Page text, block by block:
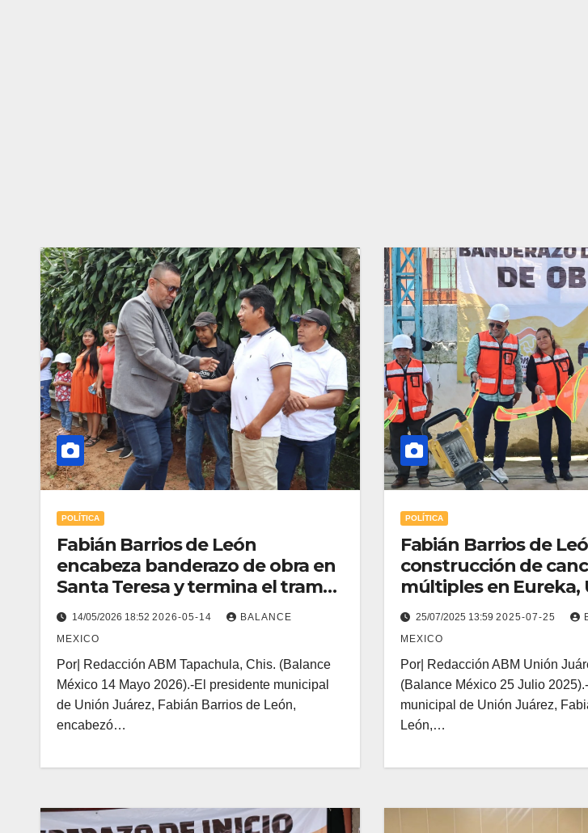
POLÍTICA
Fabián Barrios de León
encabeza banderazo de obra en
Santa Teresa y termina el tramo
carretero a la escuela primaria.
14/05/2026 18:52 2026-05-14
BALANCE
MEXICO
Por| Redacción ABM Tapachula, Chis. (Balance
México 14 Mayo 2026).-El presidente municipal
de Unión Juárez, Fabián Barrios de León,
encabezó…
POLÍTICA
Fabián Barrios de
construcción de
múltiples en Eureka,
Juárez
25/07/2025 13:59 2025-07-25
MEXICO
Por| Redacción ABM Unión
(Balance México 25 Julio
municipal de Unión Juárez,
León,…